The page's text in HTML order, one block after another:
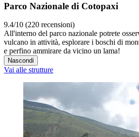
Parco Nazionale di Cotopaxi
9.4/10 (220 recensioni)
All'interno del parco nazionale potrete
vulcano in attività, esplorare i boschi di
e perfino ammirare da vicino un lama!
Nascondi
Vai alle strutture